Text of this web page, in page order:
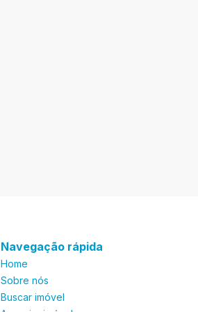
Navegação rápida
Home
Sobre nós
Buscar imóvel